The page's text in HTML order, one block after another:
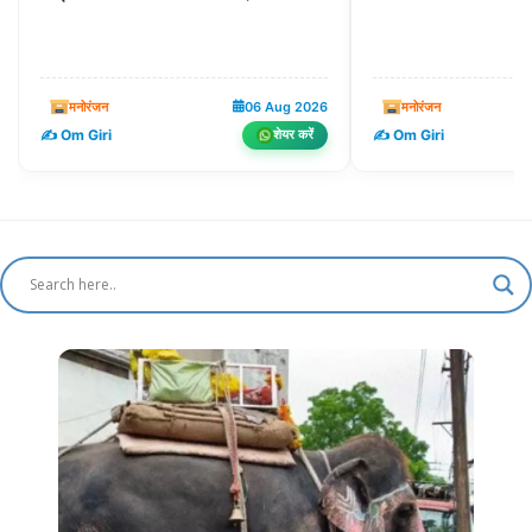
मनोरंजन 06 Aug 2026
✍️ Om Giri शेयर करें
मनोरंजन
✍️ Om Giri